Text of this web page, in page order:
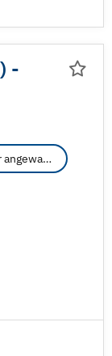
-
Fraunhofer-Gesellschaft zur Förderung der angewandten Forschung e.V.